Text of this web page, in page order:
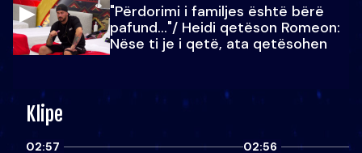
"Përdorimi i familjes është bërë
pafund…"/ Heidi qetëson Romeon:
Nëse ti je i qetë, ata qetësohen
Klipe
02:57 02:56